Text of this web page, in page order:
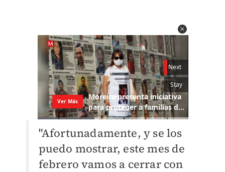
"Afortunadamente, y se los
puedo mostrar, este mes de
febrero vamos a cerrar con